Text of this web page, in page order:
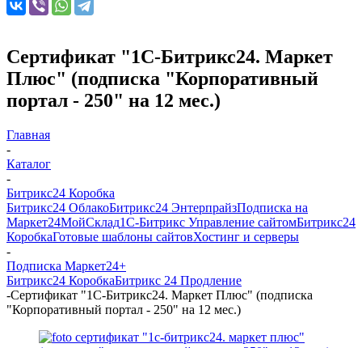
Сертификат "1С-Битрикс24. Маркет
Плюс" (подписка "Корпоративный
портал - 250" на 12 мес.)
Главная
-
Каталог
-
Битрикс24 Коробка
Битрикс24 ОблакоБитрикс24 ЭнтерпрайзПодписка на
Маркет24МойСклад1С-Битрикс Управление сайтомБитрикс24
КоробкаГотовые шаблоны сайтовХостинг и серверы
-
Подписка Маркет24+
Битрикс24 КоробкаБитрикс 24 Продление
-Сертификат "1С-Битрикс24. Маркет Плюс" (подписка
"Корпоративный портал - 250" на 12 мес.)